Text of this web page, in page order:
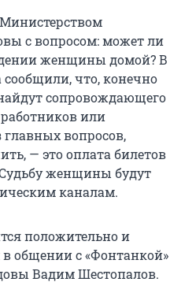
Министерством
с вопросом: может ли
женщины домой? В
сообщили, что, конечно
сопровождающего
или
вопросов,
— это оплата билетов
женщины будут
каналам.
положительно и
общении с «Фонтанкой»
Вадим Шестопалов.